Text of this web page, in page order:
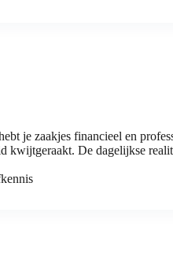
je zaakjes financieel en
kwijtgeraakt. De dagelijkse